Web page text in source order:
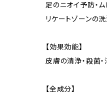
足のニオイ予防・
リケートゾーンの
【効果効能】
皮膚の清浄・殺菌
【全成分】